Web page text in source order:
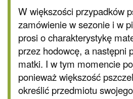
W większości przypadków
zamówienie w sezonie i w
prosi o charakterystykę
przez hodowcę, a następni
matki. I w tym momencie
ponieważ większość
określić przedmiotu